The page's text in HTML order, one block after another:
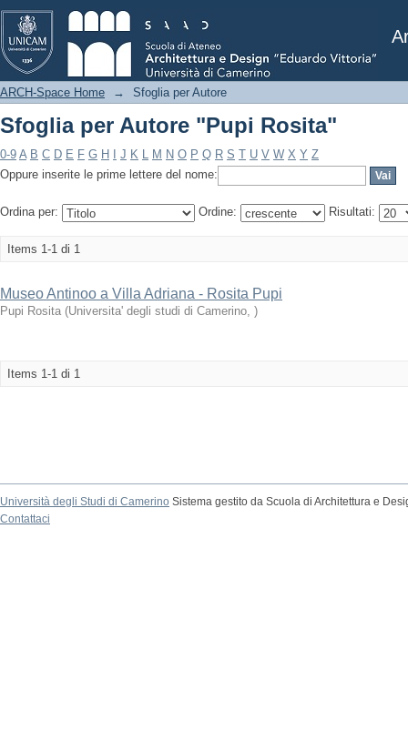
Sfoglia per Autore "Pupi Rosita"
ARCH-Space Home → Sfoglia per Autore
Sfoglia per Autore "Pupi Rosita"
0-9 A B C D E F G H J K L M N O P Q R S T U V W X Y Z
Oppure inserite le prime lettere del nome:
Ordina per: Ordine: Risultati:
Items 1-1 di 1
Museo Antinoo a Villa Adriana - Rosita Pupi
Pupi Rosita (Universita' degli studi di Camerino, )
Items 1-1 di 1
Università degli Studi di Camerino Sistema gestito da Scuola di Architettura e
Contattaci